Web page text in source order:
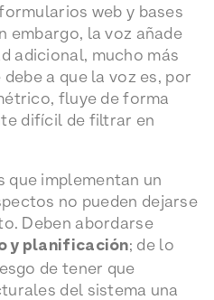
web y bases
embargo, la voz añade
adicional, mucho más
a que la voz es, por
fluye de forma
difícil de filtrar en
que implementan un
no pueden dejarse
Deben abordarse
y planificación; de lo
de tener que
del sistema una